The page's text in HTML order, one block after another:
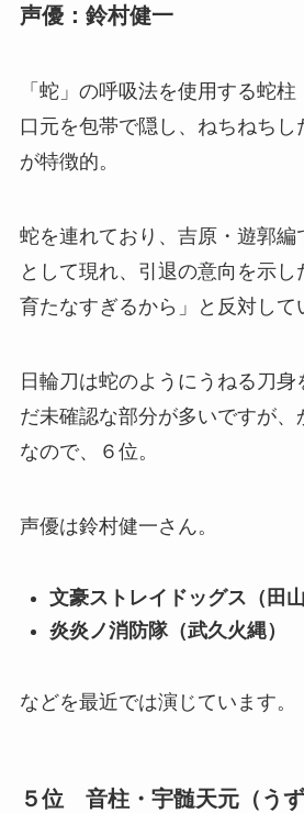
声優：鈴村健一
「蛇」の呼吸法を使用する蛇柱
口元を包帯で隠し、ねちねち
が特徴的。
蛇を連れており、吉原・遊郭編
として現れ、引退の意向を示
育たなすぎるから」と反対して
日輪刀は蛇のようにうねる刀身
だ未確認な部分が多いですが、
なので、６位。
声優は鈴村健一さん。
文豪ストレイドッグス（田山
炎炎ノ消防隊（武久火縄）
などを最近では演じています。
５位 音柱・宇髄天元（う